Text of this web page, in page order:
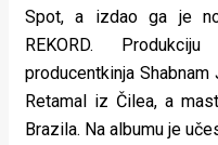
Spot, a izdao ga je
REKORD.
producentkinja
Retamal iz Čilea, a
Brazila. Na albumu je